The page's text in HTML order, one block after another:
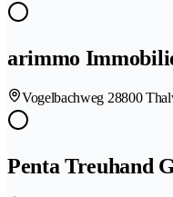
arimmo
Vogelbachweg 28800
Penta Treuhand